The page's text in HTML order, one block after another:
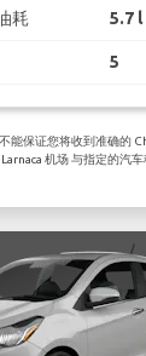
耗 5.7 l
5
能保证您将收到准确的
机场 与指定的汽车